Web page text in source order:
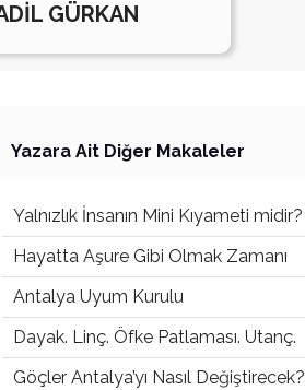
GÜRKAN
Yazara Ait Diğer Makaleler
Yalnızlık İnsanın Mini Kıyameti midir?
Hayatta Aşure Gibi Olmak Zamanı
Antalya Uyum Kurulu
Dayak. Linç. Öfke Patlaması. Utanç.
Göçler Antalya’yı Nasıl Değiştirecek?